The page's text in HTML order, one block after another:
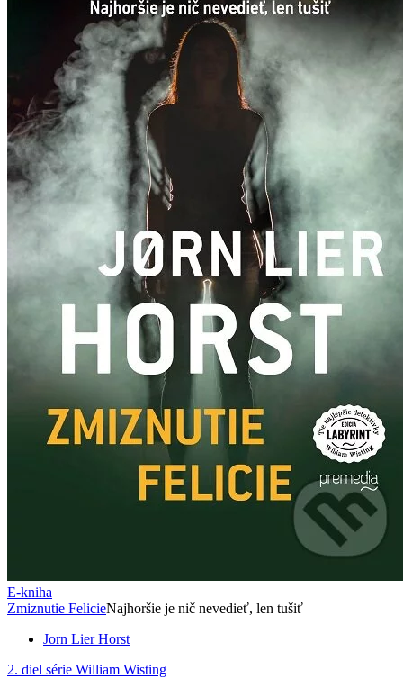
E-kniha
Zmiznutie FelicieNajhoršie je nič nevedieť, len tušiť
Jorn Lier Horst
2. diel série William Wisting